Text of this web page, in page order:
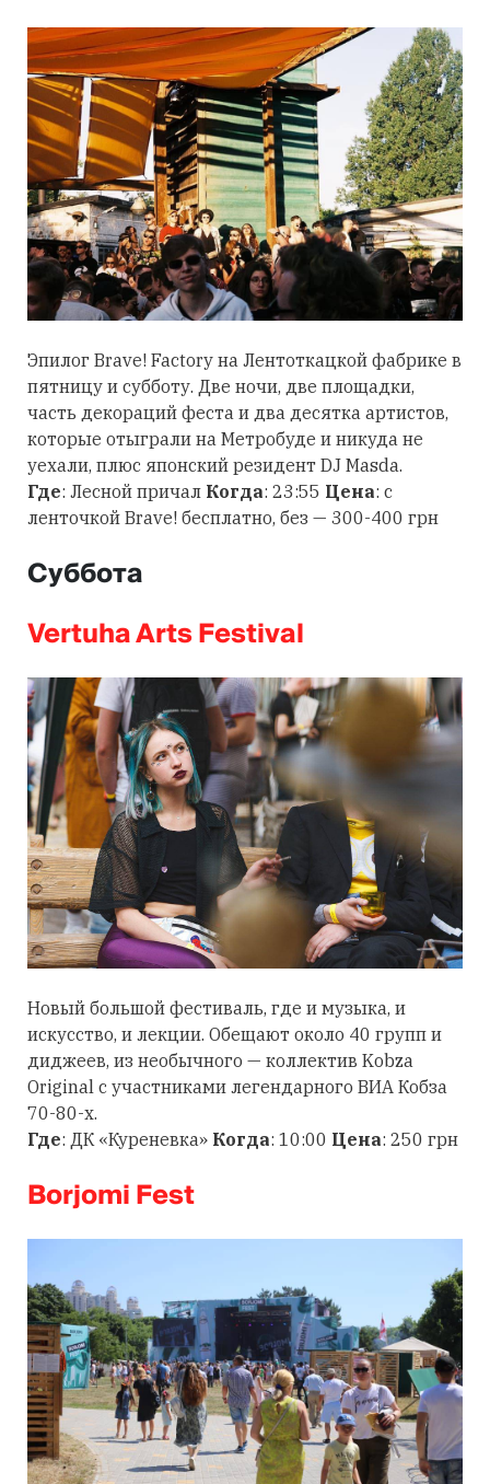
Эпилог Brave! Factory на Лентоткацкой фабрике в
пятницу и субботу. Две ночи, две площадки,
часть декораций феста и два десятка артистов,
которые отыграли на Метробуде и никуда не
уехали, плюс японский резидент DJ Masda.
Где: Лесной причал Когда: 23:55 Цена: с
ленточкой Brave! бесплатно, без — 300-400 грн
Суббота
Vertuha Arts Festival
Новый большой фестиваль, где и музыка, и
искусство, и лекции. Обещают около 40 групп и
диджеев, из необычного — коллектив Kobza
Original с участниками легендарного ВИА Кобза
70-80-х.
Где: ДК «Куреневка» Когда: 10:00 Цена: 250 грн
Borjomi Fest